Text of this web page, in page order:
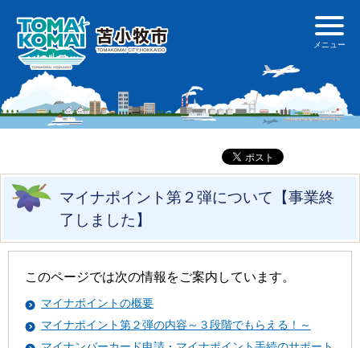
マイナポイント第２弾について【事業終
了しました】
このページでは次の情報をご案内しています。
マイナポイントの概要
マイナポイント第２弾の内容～３段階でもらえる！～